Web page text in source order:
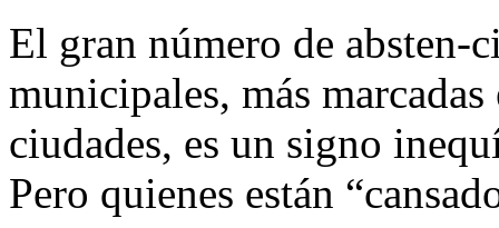
El gran número de absten-
municipales, más
ciudades, es un signo
Pero quienes están